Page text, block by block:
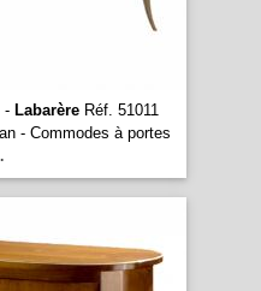
- LabarèreRéf. 51011
- Commodes à portes